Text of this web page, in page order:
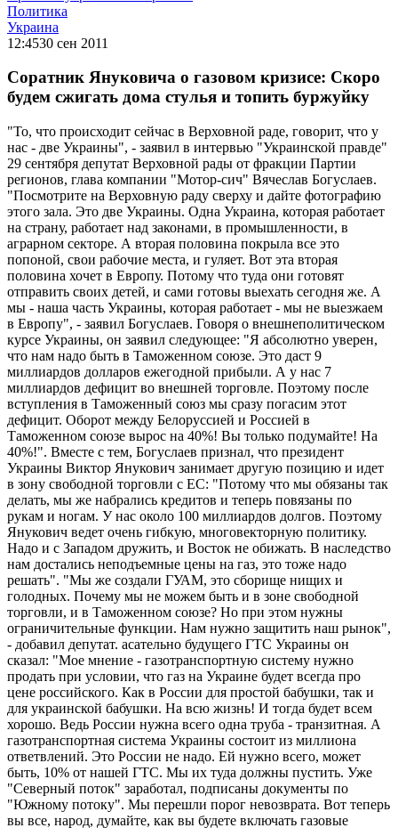
Политика
Украина
12:4530 сен 2011
Соратник Януковича о газовом кризисе: Скоро
будем сжигать дома стулья и топить буржуйку
"То, что происходит сейчас в Верховной раде, говорит, что у
нас - две Украины", - заявил в интервью "Украинской правде"
29 сентября депутат Верховной рады от фракции Партии
регионов, глава компании "Мотор-сич" Вячеслав Богуслаев.
"Посмотрите на Верховную раду сверху и дайте фотографию
этого зала. Это две Украины. Одна Украина, которая работает
на страну, работает над законами, в промышленности, в
аграрном секторе. А вторая половина покрыла все это
попоной, свои рабочие места, и гуляет. Вот эта вторая
половина хочет в Европу. Потому что туда они готовят
отправить своих детей, и сами готовы выехать сегодня же. А
мы - наша часть Украины, которая работает - мы не выезжаем
в Европу", - заявил Богуслаев. Говоря о внешнеполитическом
курсе Украины, он заявил следующее: "Я абсолютно уверен,
что нам надо быть в Таможенном союзе. Это даст 9
миллиардов долларов ежегодной прибыли. А у нас 7
миллиардов дефицит во внешней торговле. Поэтому после
вступления в Таможенный союз мы сразу погасим этот
дефицит. Оборот между Белоруссией и Россией в
Таможенном союзе вырос на 40%! Вы только подумайте! На
40%!". Вместе с тем, Богуслаев признал, что президент
Украины Виктор Янукович занимает другую позицию и идет
в зону свободной торговли с ЕС: "Потому что мы обязаны так
делать, мы же набрались кредитов и теперь повязаны по
рукам и ногам. У нас около 100 миллиардов долгов. Поэтому
Янукович ведет очень гибкую, многовекторную политику.
Надо и с Западом дружить, и Восток не обижать. В наследство
нам достались неподъемные цены на газ, это тоже надо
решать". "Мы же создали ГУАМ, это сборище нищих и
голодных. Почему мы не можем быть и в зоне свободной
торговли, и в Таможенном союзе? Но при этом нужны
ограничительные функции. Нам нужно защитить наш рынок",
- добавил депутат. асательно будущего ГТС Украины он
сказал: "Мое мнение - газотранспортную систему нужно
продать при условии, что газ на Украине будет всегда про
цене российского. Как в России для простой бабушки, так и
для украинской бабушки. На всю жизнь! И тогда будет всем
хорошо. Ведь России нужна всего одна труба - транзитная. А
газотранспортная система Украины состоит из миллиона
ответвлений. Это России не надо. Ей нужно всего, может
быть, 10% от нашей ГТС. Мы их туда должны пустить. Уже
"Северный поток" заработал, подписаны документы по
"Южному потоку". Мы перешли порог невозврата. Вот теперь
вы все, народ, думайте, как вы будете включать газовые